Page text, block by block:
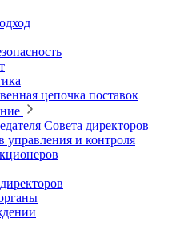
цепочка поставок
Совета директоров
управления и контроля